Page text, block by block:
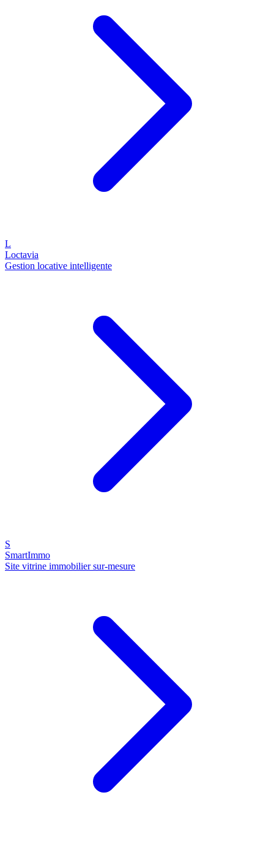
L
Loctavia
Gestion locative intelligente
S
SmartImmo
Site vitrine immobilier sur-mesure